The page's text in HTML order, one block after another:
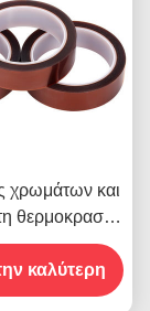
χρωμάτων και
θερμοκρασία
Μέθοδος
πιστωτικής
προηγούμενα
καλύτερη